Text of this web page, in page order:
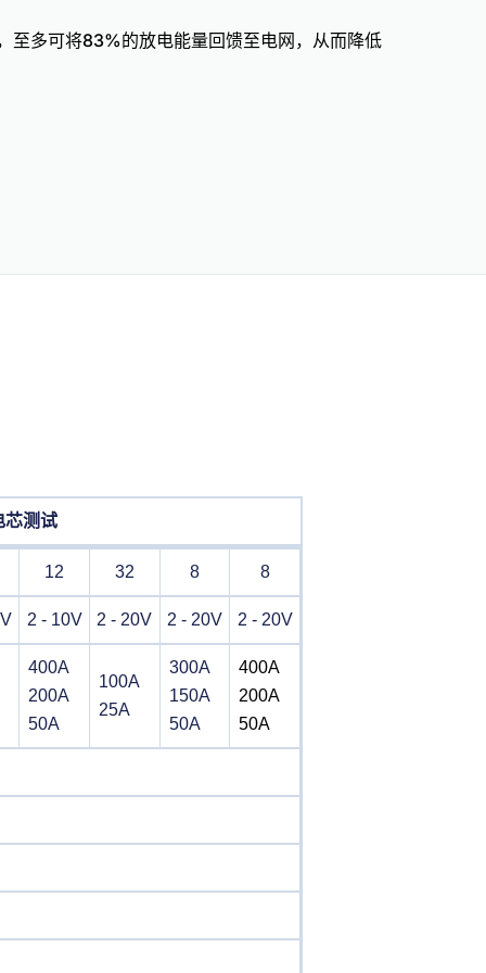
至多可将83%的放电能量回馈至电网，从而降低
芯测试
12 32 8 8
2 - 10V 2 - 20V 2 - 20V 2 - 20V
400A
200A
50A
100A
25A
300A
150A
50A
400A
200A
50A